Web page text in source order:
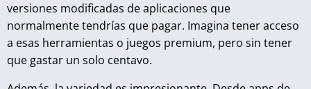
versiones modificadas de aplicaciones que
normalmente tendrías que pagar. Imagina tener acceso
a esas herramientas o juegos premium, pero sin tener
que gastar un solo centavo.